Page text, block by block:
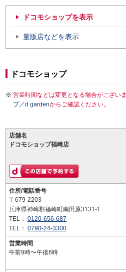
ドコモショップを表示
量販店などを表示
ドコモショップ
営業時間などは変更となる場合がござい
プ／d gardenからご確認ください。
店舗名
ドコモショップ福崎店
住所/電話番号
〒679-2203
兵庫県神崎郡福崎町南田原3131-1
TEL： 0120-656-687
TEL： 0790-24-3300
営業時間
午前9時〜午後6時